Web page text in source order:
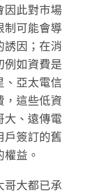
因此對市場
制可能會導
誘因；在消
例如資費是
、亞太電信
，這些低資
大、遠傳電
戶簽訂的舊
益。
哥大都已承